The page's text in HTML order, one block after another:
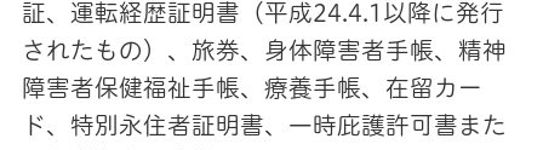
証、運転経歴証明書（平成24.4.1以降に発行
されたもの）、旅券、身体障害者手帳、精神
障害者保健福祉手帳、療養手帳、在留カー
ド、特別永住者証明書、一時庇護許可書また